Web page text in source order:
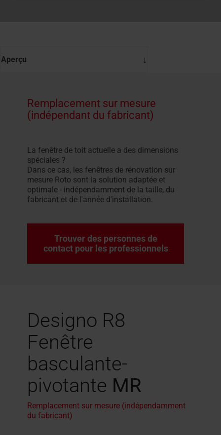
Aperçu
Remplacement sur mesure
(indépendant du fabricant)
La fenêtre de toit actuelle a des dimensions
spéciales ?
Dans ce cas, les fenêtres de rénovation sur
mesure Roto sont la solution adaptée et
optimale - indépendamment de la taille, du
fabricant et de l'année d'installation.
Trouver des personnes de
contact pour les professionnels
Designo R8
Fenêtre
basculante-
pivotante MR
Remplacement sur mesure (indépendamment
du fabricant)